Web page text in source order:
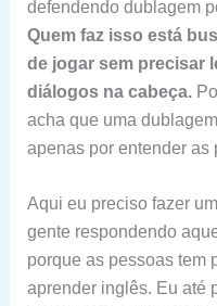
defendendo dublagem
Quem faz isso está
de jogar sem precisar
diálogos na cabeça.
acha que uma
apenas por entender as
Aqui eu preciso fazer
gente respondendo
porque as pessoas tem
aprender inglês. Eu até